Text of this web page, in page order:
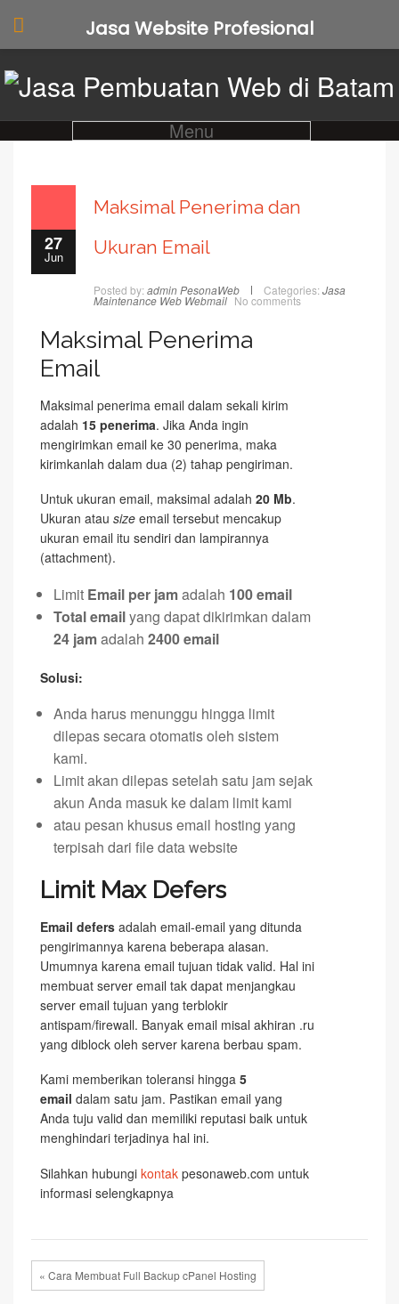
Menu
27
Jun
Maksimal Penerima dan
Ukuran Email
Posted by: admin PesonaWeb Categories: Jasa
Maintenance Web Webmail No comments
Maksimal Penerima
Email
Maksimal penerima email dalam sekali kirim
adalah 15 penerima. Jika Anda ingin
mengirimkan email ke 30 penerima, maka
kirimkanlah dalam dua (2) tahap pengiriman.
Untuk ukuran email, maksimal adalah 20 Mb.
Ukuran atau size email tersebut mencakup
ukuran email itu sendiri dan lampirannya
(attachment).
Limit Email per jamadalah 100 email
Total emailyang dapat dikirimkan dalam
24 jamadalah 2400 email
Solusi:
Anda harus menunggu hingga limit
dilepas secara otomatis oleh sistem
kami.
Limit akan dilepas setelah satu jam sejak
akun Anda masuk ke dalam limit kami
atau pesan khusus email hosting yang
terpisah dari file data website
Limit Max Defers
Email defers adalah email-email yang ditunda
pengirimannya karena beberapa alasan.
Umumnya karena email tujuan tidak valid. Hal ini
membuat server email tak dapat menjangkau
server email tujuan yang terblokir
antispam/firewall. Banyak email misal akhiran .ru
yang diblock oleh server karena berbau spam.
Kami memberikan toleransi hingga 5
email dalam satu jam. Pastikan email yang
Anda tuju valid dan memiliki reputasi baik untuk
menghindari terjadinya hal ini.
Silahkan hubungi kontak pesonaweb.com untuk
informasi selengkapnya
« Cara Membuat Full Backup cPanel Hosting
Jasa Website Profesional